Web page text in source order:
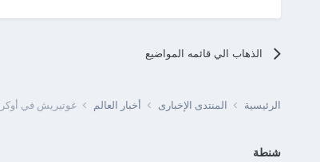
الذهاب الي قائمه المواضيع
الرئيسية المنتدى الإخبارى أخبار العالم غوتيريش في
شنطة